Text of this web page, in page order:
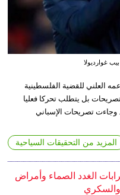
غوارديولا
العلني للقضية الفلسطينية
بل يتطلب تحركا فعليا
وجاءت تصريحات الإسباني
المزيد من التحقيقات السياحية
الغدد الصماء وأمراض
والسكري